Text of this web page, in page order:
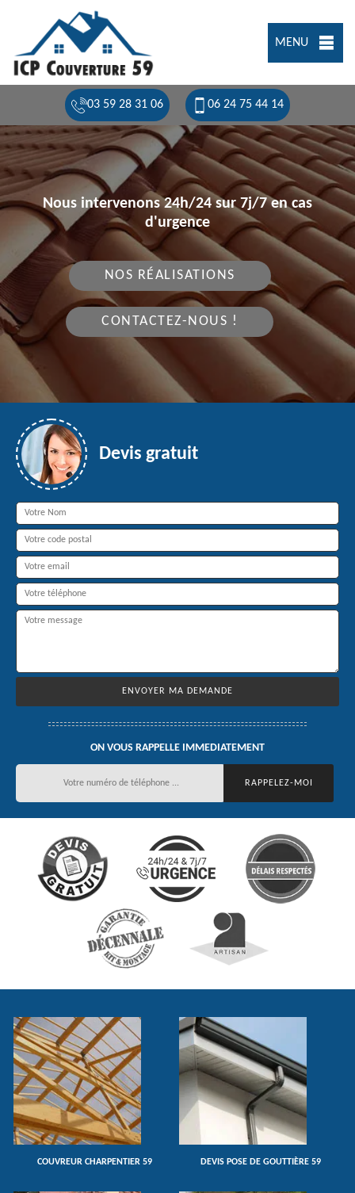
MENU
03 59 28 31 06 06 24 75 44 14
Nous intervenons 24h/24 sur 7j/7 en cas
d'urgence
NOS RÉALISATIONS
CONTACTEZ-NOUS !
Devis gratuit
ON VOUS RAPPELLE IMMEDIATEMENT
COUVREUR CHARPENTIER 59 DEVIS POSE DE GOUTTIÈRE 59